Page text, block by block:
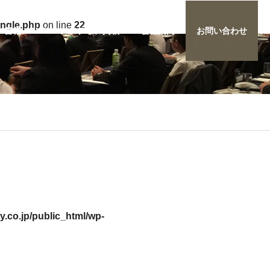
書籍・DVD メディア掲載 お問い合わせ
on line 22
public_html/wp-